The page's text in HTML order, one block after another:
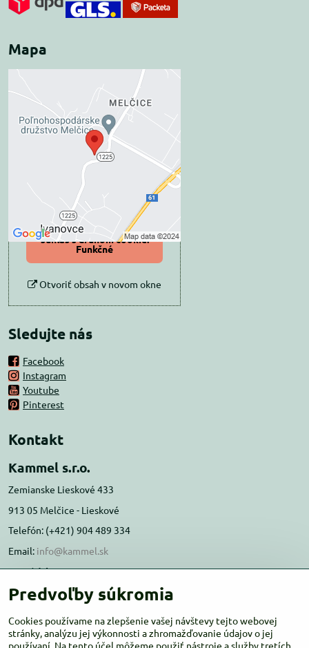
Mapa
Externý obsah je
blokovaný Voľbami
súkromia
Prajete si načítať externý obsah?
Povoliť tentokrát
Povoliť a zapamätať -
súhlas s druhom cookie:
Funkčné
Otvoriť obsah v novom okne
Sledujte nás
Facebook
Instagram
Youtube
Pinterest
Kontakt
Kammel s.r.o.
Zemianske Lieskové 433
913 05 Melčice - Lieskové
Telefón: (+421) 904 489 334
Email: info@kammel.sk
Prevádzka:
Administratívna budova PD Melčice
Otváracie hodiny:PO-ŠT 8:00 - 16:00
Predvoľby súkromia
Cookies používame na zlepšenie vašej návštevy tejto webovej
stránky, analýzu jej výkonnosti a zhromažďovanie údajov o jej
používaní. Na tento účel môžeme použiť nástroje a služby tretích